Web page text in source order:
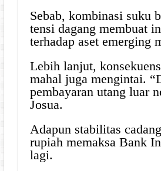
Sebab, kombinasi suku
tensi dagang membuat
terhadap aset emerging
Lebih lanjut,
mahal juga mengintai.
pembayaran utang luar
Josua.
Adapun stabilitas
rupiah memaksa Bank
lagi.